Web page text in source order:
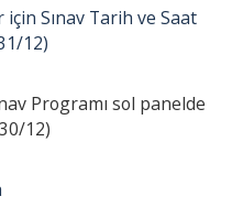
için Sınav Tarih ve Saat
12)
Programı sol panelde
12)